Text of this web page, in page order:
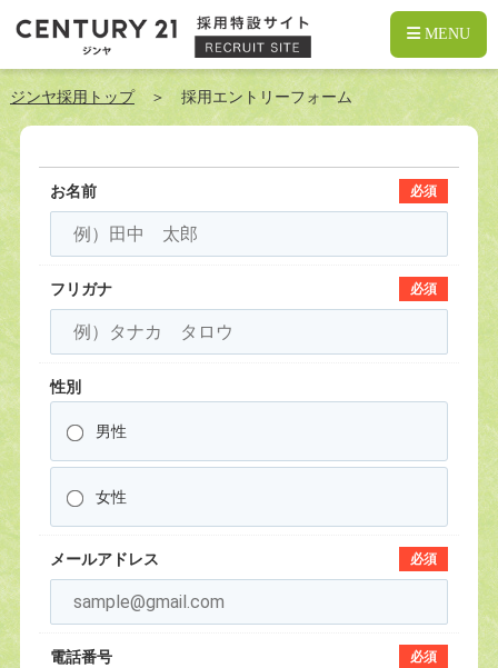
採用エントリーフォーム | 葛西の不動産のことならセンチュリー21 ジンヤ
MENU
ジンヤ採用トップ＞ 採用エントリーフォーム
お名前 必須
フリガナ 必須
性別
男性
女性
メールアドレス 必須
電話番号 必須